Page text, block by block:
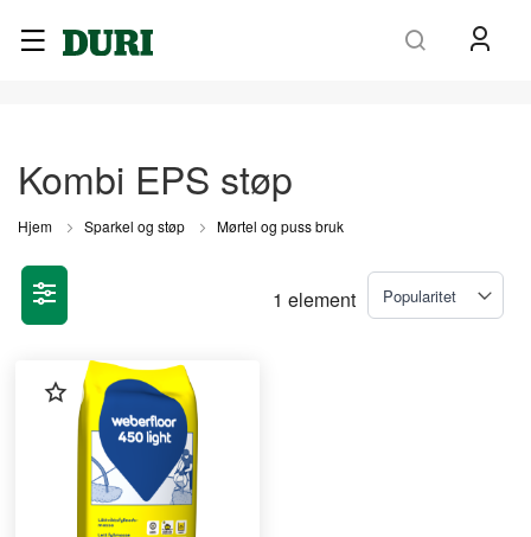
Kombi EPS støp
Hjem Sparkel og støp Mørtel og puss bruk
1 element